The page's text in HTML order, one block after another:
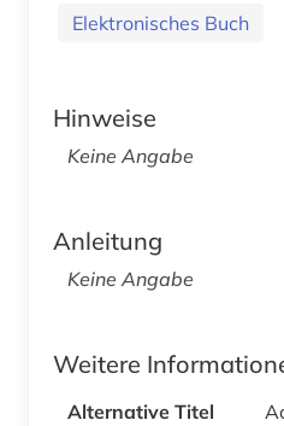
Elektronisches Buch
Hinweise
Keine Angabe
Anleitung
Keine Angabe
Weitere
Alternative Titel